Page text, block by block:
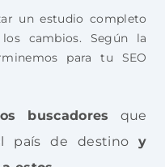
un estudio completo
cambios. Según la
para tu SEO
buscadores que
país de destinoy